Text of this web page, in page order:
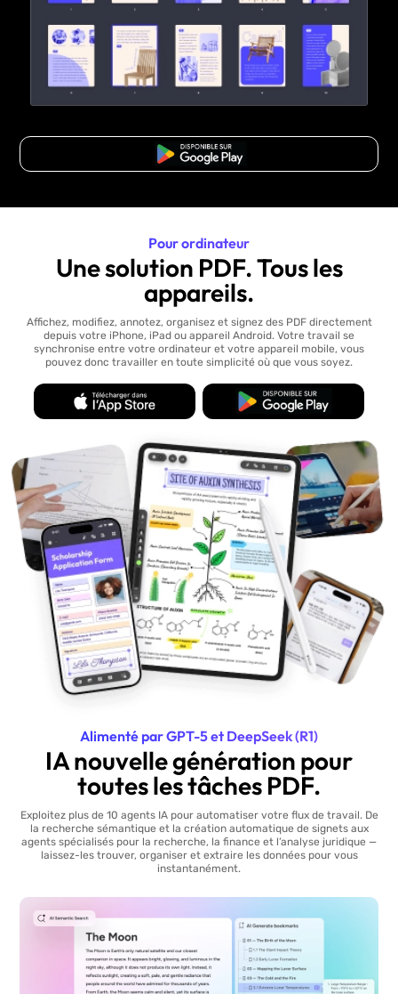
TÉLÉCHARGER
Pour ordinateur
Une solution PDF. Tous les
appareils.
Affichez, modifiez, annotez, organisez et signez des PDF directement
depuis votre iPhone, iPad ou appareil Android. Votre travail se
synchronise entre votre ordinateur et votre appareil mobile, vous
pouvez donc travailler en toute simplicité où que vous soyez.
Alimenté par GPT-5 et DeepSeek (R1)
IA nouvelle génération pour
toutes les tâches PDF.
Exploitez plus de 10 agents IA pour automatiser votre flux de travail. De
la recherche sémantique et la création automatique de signets aux
agents spécialisés pour la recherche, la finance et l’analyse juridique —
laissez-les trouver, organiser et extraire les données pour vous
instantanément.